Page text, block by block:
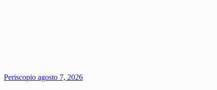
Periscopio agosto 7, 2026